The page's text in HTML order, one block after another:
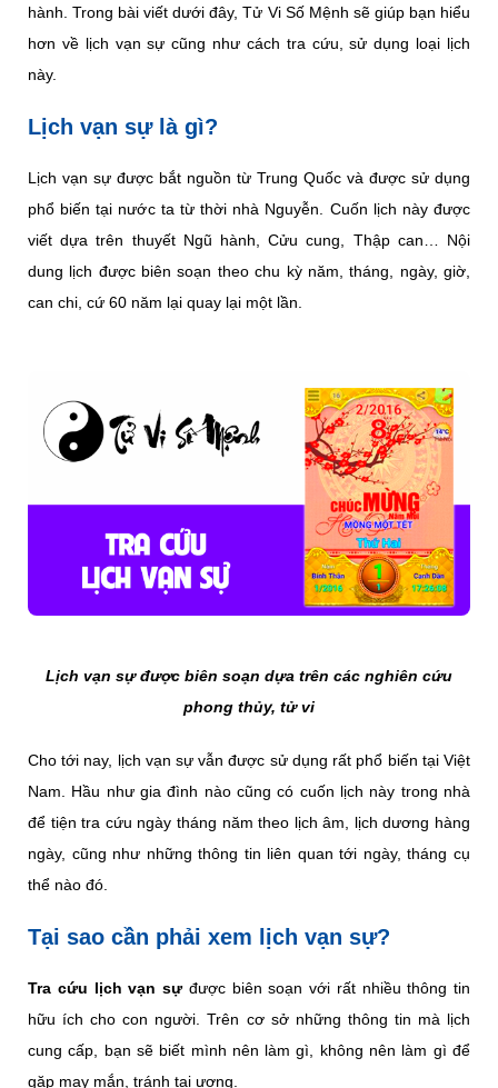
hành. Trong bài viết dưới đây, Tử Vi Số Mệnh sẽ giúp bạn hiểu
hơn về lịch vạn sự cũng như cách tra cứu, sử dụng loại lịch
này.
Lịch vạn sự là gì?
Lịch vạn sự được bắt nguồn từ Trung Quốc và được sử dụng
phổ biến tại nước ta từ thời nhà Nguyễn. Cuốn lịch này được
viết dựa trên thuyết Ngũ hành, Cửu cung, Thập can… Nội
dung lịch được biên soạn theo chu kỳ năm, tháng, ngày, giờ,
can chi, cứ 60 năm lại quay lại một lần.
Lịch vạn sự được biên soạn dựa trên các nghiên cứu
phong thủy, tử vi
Cho tới nay, lịch vạn sự vẫn được sử dụng rất phổ biến tại Việt
Nam. Hầu như gia đình nào cũng có cuốn lịch này trong nhà
để tiện tra cứu ngày tháng năm theo lịch âm, lịch dương hàng
ngày, cũng như những thông tin liên quan tới ngày, tháng cụ
thể nào đó.
Tại sao cần phải xem lịch vạn sự?
Tra cứu lịch vạn sựđược biên soạn với rất nhiều thông tin
hữu ích cho con người. Trên cơ sở những thông tin mà lịch
cung cấp, bạn sẽ biết mình nên làm gì, không nên làm gì để
gặp may mắn, tránh tai ương.